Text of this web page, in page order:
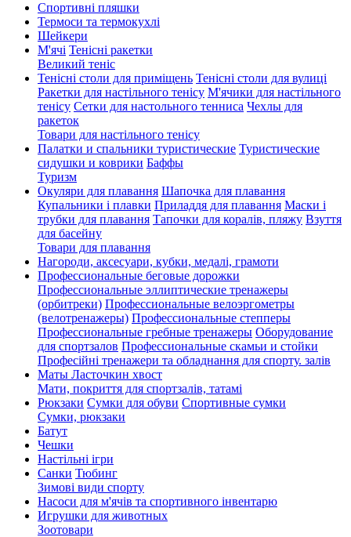
Спортивні пляшки
Термоси та термокухлі
Шейкери
М'ячі Тенісні ракетки
Великий теніс
Тенісні столи для приміщень Тенісні столи для вулиці
Ракетки для настільного тенісу М'ячики для настільного
тенісу Сетки для настольного тенниса Чехлы для
ракеток
Товари для настільного тенісу
Палатки и спальники туристические Туристические
сидушки и коврики Баффы
Туризм
Окуляри для плавання Шапочка для плавання
Купальники і плавки Приладдя для плавання Маски і
трубки для плавання Тапочки для коралів, пляжу Взуття
для басейну
Товари для плавання
Нагороди, аксесуари, кубки, медалі, грамоти
Профессиональные беговые дорожки
Профессиональные эллиптические тренажеры
(орбитреки) Профессиональные велоэргометры
(велотренажеры) Профессиональные cтепперы
Профессиональные гребные тренажеры Оборудование
для спортзалов Профессиональные скамьи и стойки
Професійні тренажери та обладнання для спорту. залів
Маты Ласточкин хвост
Мати, покриття для спортзалів, татамі
Рюкзаки Сумки для обуви Спортивные сумки
Сумки, рюкзаки
Батут
Чешки
Настільні ігри
Санки Тюбинг
Зимові види спорту
Насоси для м'ячів та спортивного інвентарю
Игрушки для животных
Зоотовари